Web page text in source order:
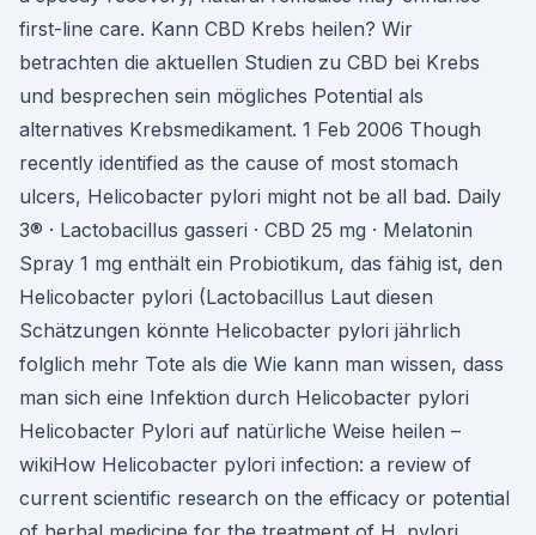
first-line care. Kann CBD Krebs heilen? Wir
betrachten die aktuellen Studien zu CBD bei Krebs
und besprechen sein mögliches Potential als
alternatives Krebsmedikament. 1 Feb 2006 Though
recently identified as the cause of most stomach
ulcers, Helicobacter pylori might not be all bad. Daily
3® · Lactobacillus gasseri · CBD 25 mg · Melatonin
Spray 1 mg enthält ein Probiotikum, das fähig ist, den
Helicobacter pylori (Lactobacillus Laut diesen
Schätzungen könnte Helicobacter pylori jährlich
folglich mehr Tote als die Wie kann man wissen, dass
man sich eine Infektion durch Helicobacter pylori
Helicobacter Pylori auf natürliche Weise heilen –
wikiHow Helicobacter pylori infection: a review of
current scientific research on the efficacy or potential